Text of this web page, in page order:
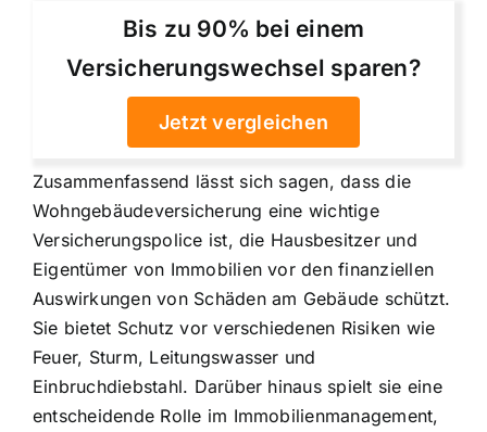
Bis zu 90% bei einem
Versicherungswechsel sparen?
Jetzt vergleichen
Zusammenfassend lässt sich sagen, dass die
Wohngebäudeversicherung eine wichtige
Versicherungspolice ist, die Hausbesitzer und
Eigentümer von Immobilien vor den finanziellen
Auswirkungen von Schäden am Gebäude schützt.
Sie bietet Schutz vor verschiedenen Risiken wie
Feuer, Sturm, Leitungswasser und
Einbruchdiebstahl. Darüber hinaus spielt sie eine
entscheidende Rolle im Immobilienmanagement,